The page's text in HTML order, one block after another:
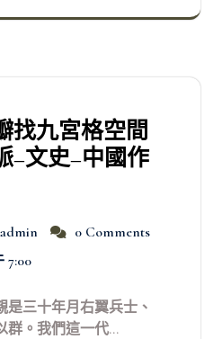
找九宮格空間
–文史–中國作
admin
0 Comments
7:00
是三十年月右翼兵士、
群。我們這一代...